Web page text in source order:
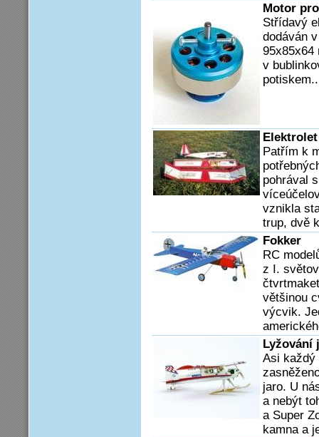
Motor
Střídavý
dodáván
95x85x64
v
Patřím k
pohrával
vznikla
trup, dvě
Fokker
RC
z I.
většinou
výcvik.
Lyžování
Asi každý
jaro. U
a nebýt
a Super
kamna a